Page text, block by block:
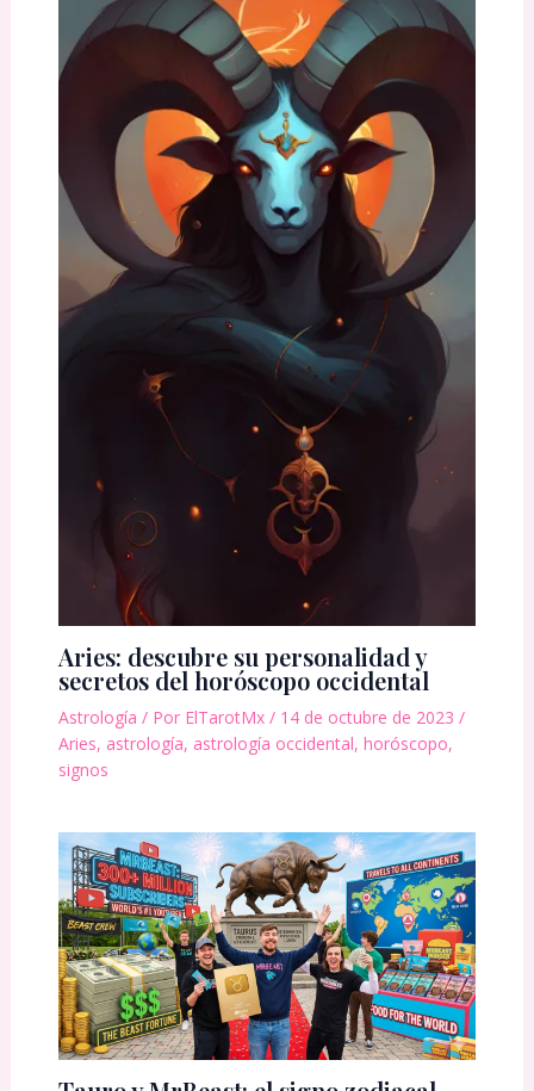
Aries: descubre su personalidad y
secretos del horóscopo occidental
Astrología / Por ElTarotMx / 14 de octubre de 2023 /
Aries, astrología, astrología occidental, horóscopo,
signos